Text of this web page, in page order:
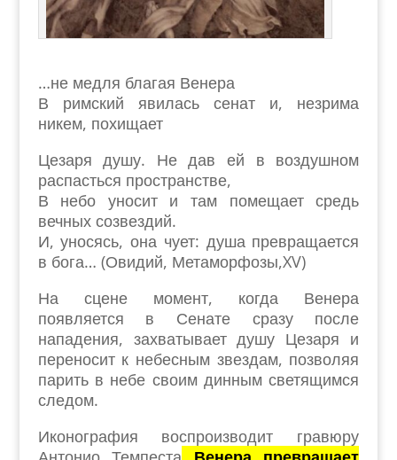
…не медля благая Венера
В римский явилась сенат и, незрима
никем, похищает
Цезаря душу. Не дав ей в воздушном
распасться пространстве,
В небо уносит и там помещает средь
вечных созвездий.
И, уносясь, она чует: душа превращается
в бога… (Овидий, Метаморфозы,XV)
На сцене момент, когда Венера
появляется в Сенате сразу после
нападения, захватывает душу Цезаря и
переносит к небесным звездам, позволяя
парить в небе своим динным светящимся
следом.
Иконография воспроизводит гравюру